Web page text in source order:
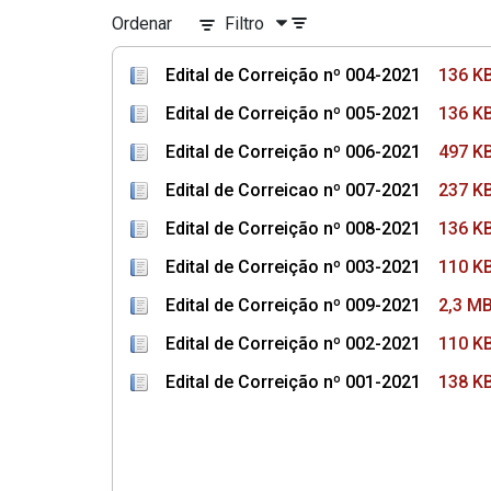
Ordenar Filtro
Edital de Correição nº 004-2021
136
Edital de Correição nº 005-2021
136
Edital de Correição nº 006-2021
497
Edital de Correicao nº 007-2021
237
Edital de Correição nº 008-2021
136
Edital de Correição nº 003-2021
110
Edital de Correição nº 009-2021
2,3 MB
Edital de Correição nº 002-2021
110
Edital de Correição nº 001-2021
138